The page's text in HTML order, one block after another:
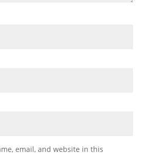
email, and website in this